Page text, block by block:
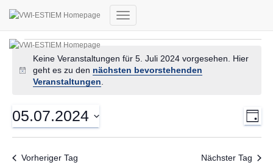
Navigation
umschalten
Veranstaltungen
für
Juli
2024
Hinweis
Keine Veranstaltungen für 5. Juli 2024 vorgesehen. Hier
geht es zu den nächsten bevorstehenden
Veranstaltungen
Tag
05.07.2024
Vorheriger Tag
Nächster Tag